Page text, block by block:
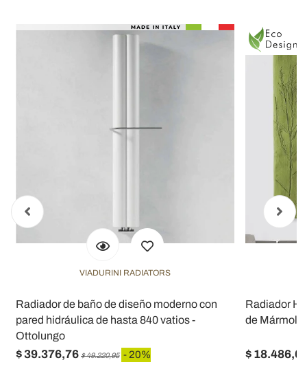
VIADURINI RADIATORS
Radiador de baño de diseño moderno con
pared hidráulica de hasta 840 vatios -
Ottolungo
$ 39.376,76 $ 49.220,95 - 20%
Radiador
de Mármol
$